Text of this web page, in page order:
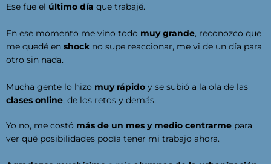
Ese fue el último día que trabajé.
En ese momento me vino todo muy grande, reconozco que
me quedé en shock no supe reaccionar, me vi de un día para
otro sin nada.
Mucha gente lo hizo muy rápido y se subió a la ola de las
clases online, de los retos y demás.
Yo no, me costó más de un mes y medio centrarme para
ver qué posibilidades podía tener mi trabajo ahora.